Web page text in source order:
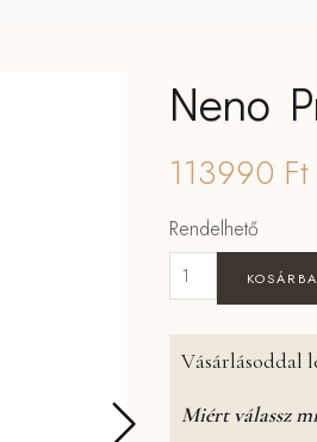
Neno
113990 Ft
Rendelhető
KOSÁRBA
Vásárlásoddal
Miért válassz